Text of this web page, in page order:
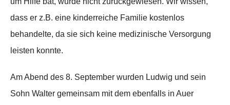
dass er z.B. eine kinderreiche Familie kostenlos
behandelte, da sie sich keine medizinische Versorgung
leisten konnte.
Am Abend des 8. September wurden Ludwig und sein
Sohn Walter gemeinsam mit dem ebenfalls in Auer